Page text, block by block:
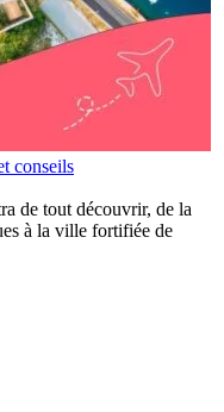
conseils
de tout découvrir, de la
à la ville fortifiée de